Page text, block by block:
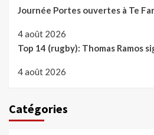
Journée Portes ouvertes à Te
4 août 2026
Top 14 (rugby): Thomas Ramos
4 août 2026
Catégories